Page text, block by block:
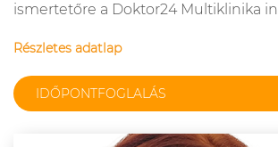
ismertetőre a Doktor24 Multiklinika
Részletes adatlap
IDŐPONTFOGLALÁS